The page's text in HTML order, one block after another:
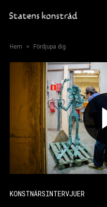
Hem Fördjupa dig
KONSTNÄRSINTERVJUER